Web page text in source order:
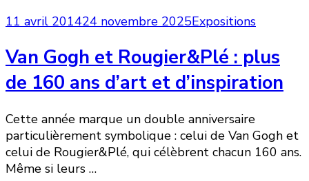
11 avril 201424 novembre 2025Expositions
Van Gogh et Rougier&Plé : plus
de 160 ans d’art et d’inspiration
Cette année marque un double anniversaire
particulièrement symbolique : celui de Van Gogh et
celui de Rougier&Plé, qui célèbrent chacun 160 ans.
Même si leurs …